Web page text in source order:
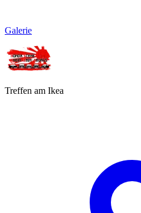
Galerie
Treffen am Ikea